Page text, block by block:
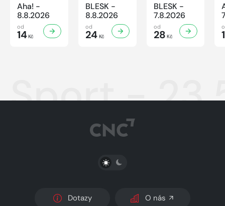
Aha! -
8.8.2026
od
14Kč
BLESK -
8.8.2026
od
24Kč
BLESK -
7.8.2026
od
28 Kč
Sport -
PŘEPNOUT SVĚTLÝ/TMAVÝ REŽIM
Dotazy O nás